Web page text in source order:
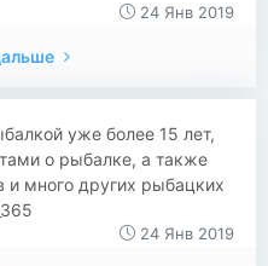
24 Янв 2019
уже более 15 лет,
о рыбалке, а также
и много других рыбацких
24 Янв 2019